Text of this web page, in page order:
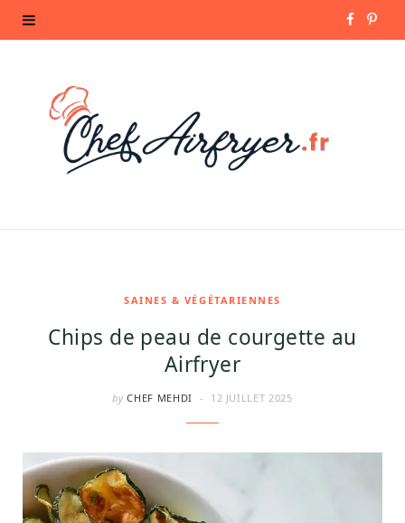
P
SAINES & VÉGÉTARIENNES
Chips de peau de courgette au
Airfryer
by CHEF MEHDI 12 JUILLET 2025